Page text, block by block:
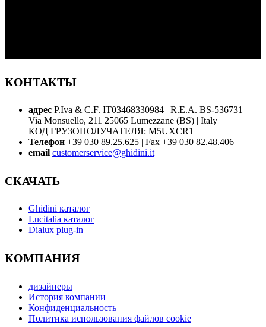
КОНТАКТЫ
адрес P.Iva & C.F. IT03468330984 | R.E.A. BS-536731
Via Monsuello, 211 25065 Lumezzane (BS) | Italy
КОД ГРУЗОПОЛУЧАТЕЛЯ: M5UXCR1
Телефон +39 030 89.25.625 | Fax +39 030 82.48.406
email customerservice@ghidini.it
СКАЧАТЬ
Ghidini каталог
Lucitalia каталог
Dialux plug-in
КОМПАНИЯ
дизайнеры
История компании
Конфиденциальность
Политика использования файлов cookie